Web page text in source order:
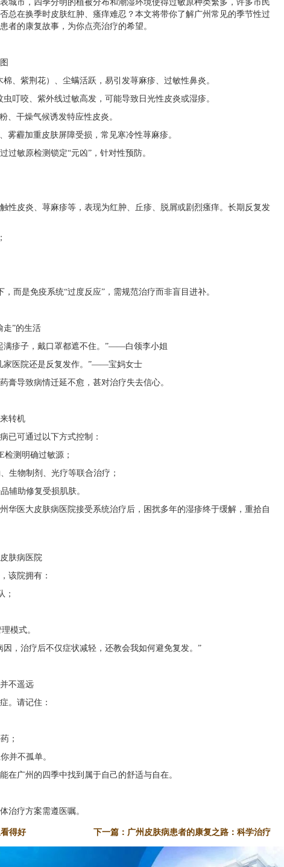
城市，四季分明的植被分布和潮湿环境使得过敏原种类繁多，许多市民
总在换季时皮肤红肿、瘙痒难忍？本文将带你了解广州常见的季节性过
者的康复故事，为你点亮治疗的希望。
、紫荆花）、尘螨活跃，易引发荨麻疹、过敏性鼻炎。
叮咬、紫外线过敏高发，可能导致日光性皮炎或湿疹。
、干燥气候诱发特应性皮炎。
雾霾加重皮肤屏障受损，常见寒冷性荨麻疹。
过敏原检测锁定“元凶”，针对性预防。
性皮炎、荨麻疹等，表现为红肿、丘疹、脱屑或剧烈瘙痒。长期反复发
而是免疫系统“过度反应”，需规范治疗而非盲目进补。
走”的生活
满疹子，戴口罩都遮不住。”——白领李小姐
家医院还是反复发作。”——宝妈女士
膏导致病情迁延不愈，甚对治疗失去信心。
转机
已可通过以下方式控制：
检测明确过敏源；
生物制剂、光疗等联合治疗；
辅助修复受损肌肤。
华医大皮肤病医院接受系统治疗后，困扰多年的湿疹终于缓解，重拾自
肤病医院
该院拥有：
；
模式。
因，治疗后不仅症状减轻，还教会我如何避免复发。”
不遥远
。请记住：
；
并不孤单。
在广州的四季中找到属于自己的舒适与自在。
治疗方案需遵医嘱。
下一篇： 广州皮肤病患者的康复之路：科学治疗
得好